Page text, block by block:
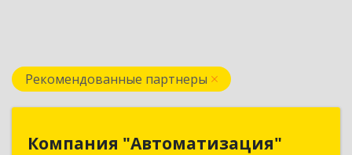
Рекомендованные партнеры
Компания "Автоматизация"